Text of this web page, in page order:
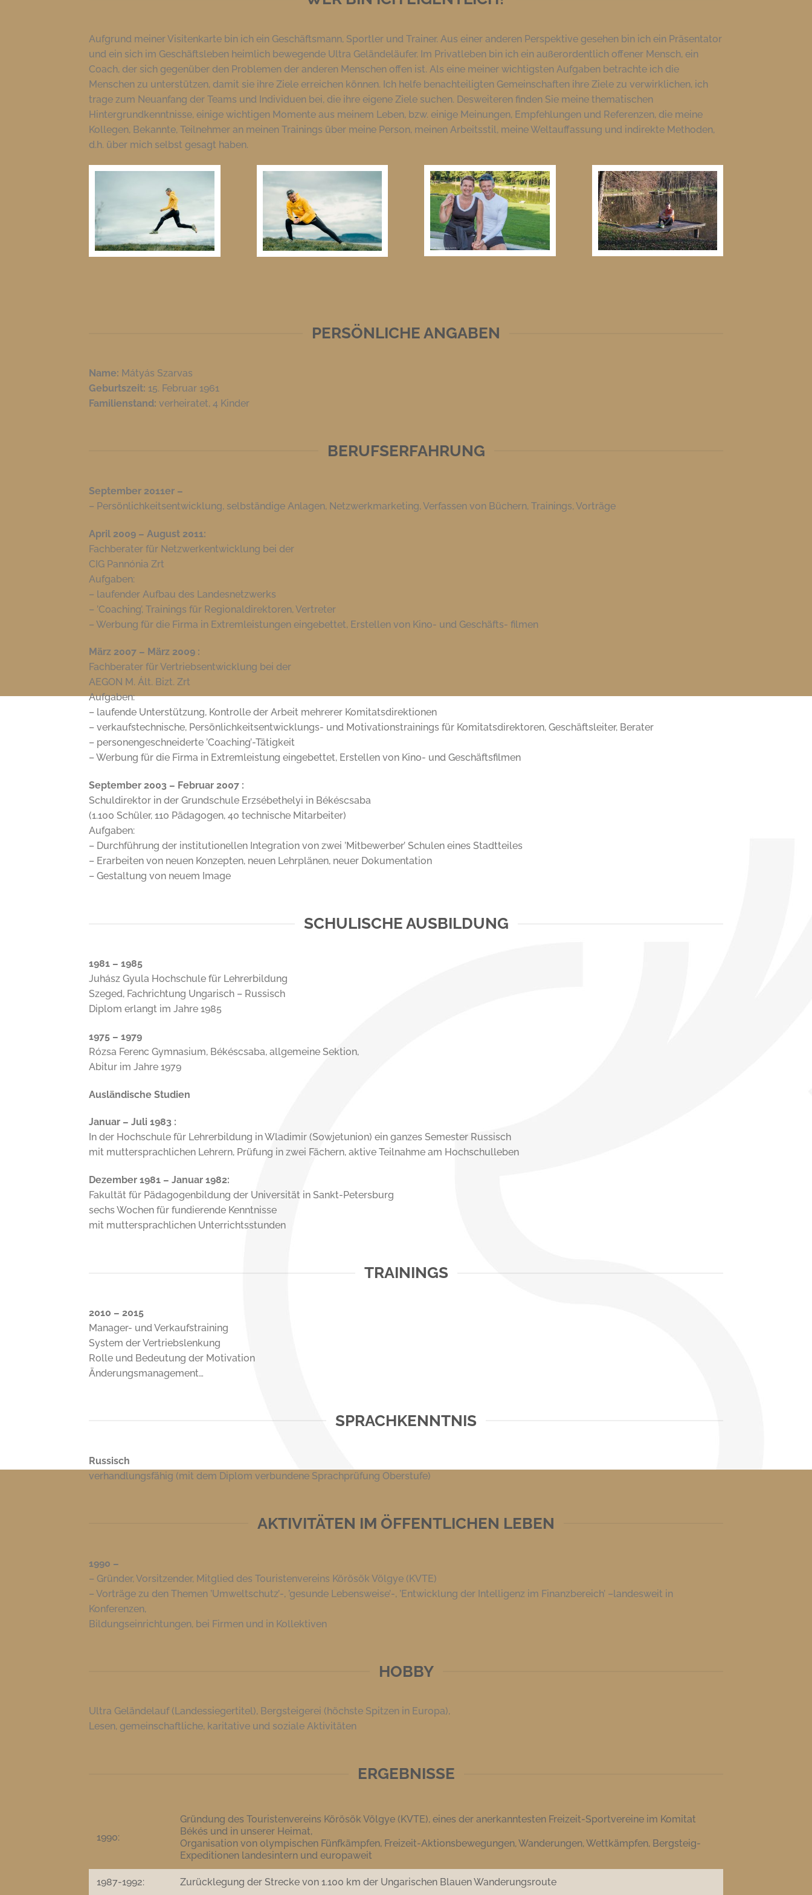
Aufgrund meiner Visitenkarte bin ich ein Geschäftsmann, Sportler und Trainer. Aus einer anderen Perspektive gesehen bin ich ein Präsentator
und ein sich im Geschäftsleben heimlich bewegende Ultra Geländeläufer. Im Privatleben bin ich ein außerordentlich offener Mensch, ein
Coach, der sich gegenüber den Problemen der anderen Menschen offen ist. Als eine meiner wichtigsten Aufgaben betrachte ich die
Menschen zu unterstützen, damit sie ihre Ziele erreichen können. Ich helfe benachteiligten Gemeinschaften ihre Ziele zu verwirklichen, ich
trage zum Neuanfang der Teams und Individuen bei, die ihre eigene Ziele suchen. Desweiteren finden Sie meine thematischen
Hintergrundkenntnisse, einige wichtigen Momente aus meinem Leben, bzw. einige Meinungen, Empfehlungen und Referenzen, die meine
Kollegen, Bekannte, Teilnehmer an meinen Trainings über meine Person, meinen Arbeitsstil, meine Weltauffassung und indirekte Methoden,
d.h. über mich selbst gesagt haben.
PERSÖNLICHE ANGABEN
Name: Mátyás Szarvas
Geburtszeit: 15. Februar 1961
Familienstand: verheiratet, 4 Kinder
BERUFSERFAHRUNG
September 2011er –
– Persönlichkeitsentwicklung, selbständige Anlagen, Netzwerkmarketing, Verfassen von Büchern, Trainings, Vorträge
April 2009 – August 2011:
Fachberater für Netzwerkentwicklung bei der
CIG Pannónia Zrt
Aufgaben:
– laufender Aufbau des Landesnetzwerks
– ’Coaching’, Trainings für Regionaldirektoren, Vertreter
– Werbung für die Firma in Extremleistungen eingebettet, Erstellen von Kino- und Geschäfts- filmen
März 2007 – März 2009 :
Fachberater für Vertriebsentwicklung bei der
AEGON M. Ált. Bizt. Zrt
Aufgaben:
– laufende Unterstützung, Kontrolle der Arbeit mehrerer Komitatsdirektionen
– verkaufstechnische, Persönlichkeitsentwicklungs- und Motivationstrainings für Komitatsdirektoren, Geschäftsleiter, Berater
– personengeschneiderte ’Coaching’-Tätigkeit
– Werbung für die Firma in Extremleistung eingebettet, Erstellen von Kino- und Geschäftsfilmen
September 2003 – Februar 2007 :
Schuldirektor in der Grundschule Erzsébethelyi in Békéscsaba
(1.100 Schüler, 110 Pädagogen, 40 technische Mitarbeiter)
Aufgaben:
– Durchführung der institutionellen Integration von zwei ’Mitbewerber’ Schulen eines Stadtteiles
– Erarbeiten von neuen Konzepten, neuen Lehrplänen, neuer Dokumentation
– Gestaltung von neuem Image
SCHULISCHE AUSBILDUNG
1981 – 1985
Juhász Gyula Hochschule für Lehrerbildung
Szeged, Fachrichtung Ungarisch – Russisch
Diplom erlangt im Jahre 1985
1975 – 1979
Rózsa Ferenc Gymnasium, Békéscsaba, allgemeine Sektion,
Abitur im Jahre 1979
Ausländische Studien
Januar – Juli 1983 :
In der Hochschule für Lehrerbildung in Wladimir (Sowjetunion) ein ganzes Semester Russisch
mit muttersprachlichen Lehrern, Prüfung in zwei Fächern, aktive Teilnahme am Hochschulleben
Dezember 1981 – Januar 1982:
Fakultät für Pädagogenbildung der Universität in Sankt-Petersburg
sechs Wochen für fundierende Kenntnisse
mit muttersprachlichen Unterrichtsstunden
TRAININGS
2010 – 2015
Manager- und Verkaufstraining
System der Vertriebslenkung
Rolle und Bedeutung der Motivation
Änderungsmanagement…
SPRACHKENNTNIS
Russisch
verhandlungsfähig (mit dem Diplom verbundene Sprachprüfung Oberstufe)
AKTIVITÄTEN IM ÖFFENTLICHEN LEBEN
1990 –
– Gründer, Vorsitzender, Mitglied des Touristenvereins Körösök Völgye (KVTE)
– Vorträge zu den Themen ’Umweltschutz’-, ’gesunde Lebensweise’-, ’Entwicklung der Intelligenz im Finanzbereich’ –landesweit in
Konferenzen,
Bildungseinrichtungen, bei Firmen und in Kollektiven
HOBBY
Ultra Geländelauf (Landessiegertitel), Bergsteigerei (höchste Spitzen in Europa),
Lesen, gemeinschaftliche, karitative und soziale Aktivitäten
ERGEBNISSE
1990:
Gründung des Touristenvereins Körösök Völgye (KVTE), eines der anerkanntesten Freizeit-Sportvereine im Komitat
Békés und in unserer Heimat,
Organisation von olympischen Fünfkämpfen, Freizeit-Aktionsbewegungen, Wanderungen, Wettkämpfen, Bergsteig-
Expeditionen landesintern und europaweit
1987-1992: Zurücklegung der Strecke von 1.100 km der Ungarischen Blauen Wanderungsroute